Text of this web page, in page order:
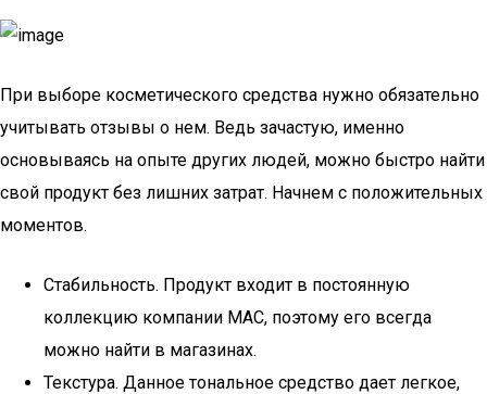
При выборе косметического средства нужно обязательно
учитывать отзывы о нем. Ведь зачастую, именно
основываясь на опыте других людей, можно быстро найти
свой продукт без лишних затрат. Начнем с положительных
моментов.
Стабильность. Продукт входит в постоянную
коллекцию компании MAC, поэтому его всегда
можно найти в магазинах.
Текстура. Данное тональное средство дает легкое,